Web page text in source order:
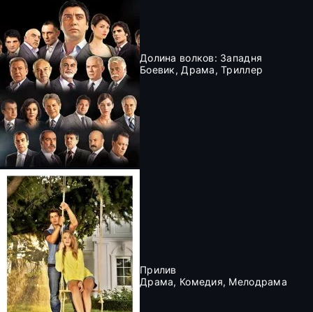
Долина волков: Западня
Боевик, Драма, Триллер
Прилив
Драма, Комедия, Мелодрама